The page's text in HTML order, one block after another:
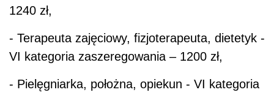
1240 zł,
- Terapeuta zajęciowy, fizjoterapeuta, dietetyk -
VI kategoria zaszeregowania – 1200 zł,
- Pielęgniarka, położna, opiekun - VI kategoria